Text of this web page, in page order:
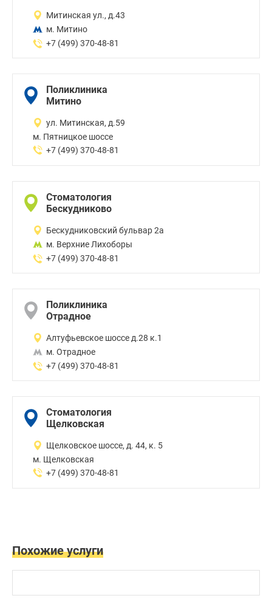
Митинская ул., д.43
м. Митино
+7 (499) 370-48-81
Поликлиника
Митино
ул. Митинская, д.59
м. Пятницкое шоссе
+7 (499) 370-48-81
Стоматология
Бескудниково
Бескудниковский бульвар 2а
м. Верхние Лихоборы
+7 (499) 370-48-81
Поликлиника
Отрадное
Алтуфьевское шоссе д.28 к.1
м. Отрадное
+7 (499) 370-48-81
Стоматология
Щелковская
Щелковское шоссе, д. 44, к. 5
м. Щелковская
+7 (499) 370-48-81
Похожие услуги